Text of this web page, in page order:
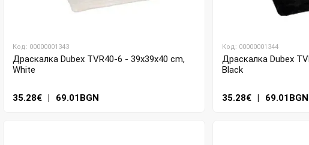
Код: 00000001343
Драскалка Dubex TVR40-6 - 39x39x40 cm,
White
35.28€ | 69.01BGN
Код: 00000001344
Драскалка Dubex
Black
35.28€ | 69.01BGN